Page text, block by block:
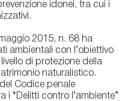
idonei, tra cui i
2015, n. 68 ha
ambientali con l’obiettivo
di protezione della
naturalistico.
del Codice penale
i “Delitti contro l’ambiente”